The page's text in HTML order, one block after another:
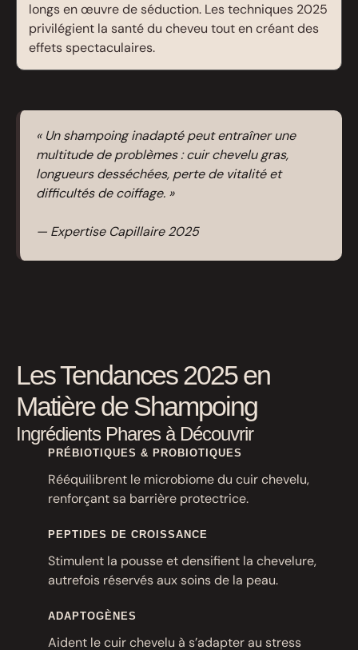
longs en œuvre de séduction. Les techniques 2025
privilégient la santé du cheveu tout en créant des
effets spectaculaires.
« Un shampoing inadapté peut entraîner une
multitude de problèmes : cuir chevelu gras,
longueurs desséchées, perte de vitalité et
difficultés de coiffage. »
— Expertise Capillaire 2025
Les Tendances 2025 en
Matière de Shampoing
Ingrédients Phares à Découvrir
PRÉBIOTIQUES & PROBIOTIQUES
Rééquilibrent le microbiome du cuir chevelu,
renforçant sa barrière protectrice.
PEPTIDES DE CROISSANCE
Stimulent la pousse et densifient la chevelure,
autrefois réservés aux soins de la peau.
ADAPTOGÈNES
Aident le cuir chevelu à s’adapter au stress